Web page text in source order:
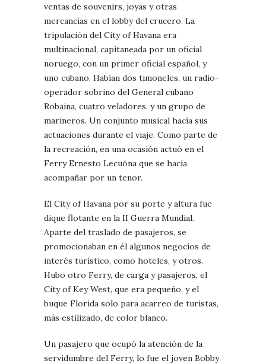
ventas de souvenirs, joyas y otras
mercancías en el lobby del crucero. La
tripulación del City of Havana era
multinacional, capitaneada por un oficial
noruego, con un primer oficial español, y
uno cubano. Habían dos timoneles, un radio-
operador sobrino del General cubano
Robaina, cuatro veladores, y un grupo de
marineros. Un conjunto musical hacía sus
actuaciones durante el viaje. Como parte de
la recreación, en una ocasión actuó en el
Ferry Ernesto Lecuóna que se hacía
acompañar por un tenor.
El City of Havana por su porte y altura fue
dique flotante en la II Guerra Mundial.
Aparte del traslado de pasajeros, se
promocionaban en él algunos negocios de
interés turístico, como hoteles, y otros.
Hubo otro Ferry, de carga y pasajeros, el
City of Key West, que era pequeño, y el
buque Florida solo para acarreo de turistas,
más estilizado, de color blanco.
Un pasajero que ocupó la atención de la
servidumbre del Ferry, lo fue el joven Bobby